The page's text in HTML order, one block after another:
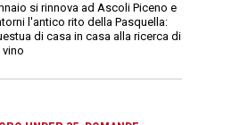
si rinnova ad Ascoli Piceno e
l'antico rito della Pasquella:
di casa in casa alla ricerca di